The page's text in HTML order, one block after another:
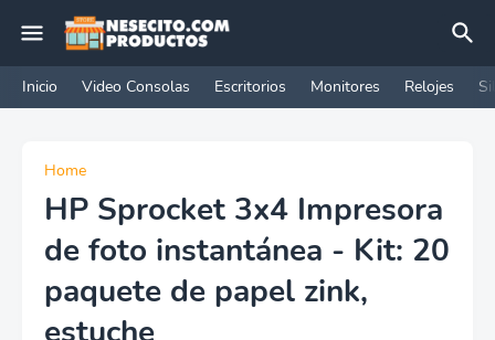
Inicio Video Consolas Escritorios Monitores Relojes
Home
HP Sprocket 3x4 Impresora
de foto instantánea - Kit: 20
paquete de papel zink,